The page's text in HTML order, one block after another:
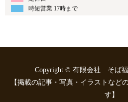
時短営業 17時まで
Copyright © 有限会社 そば福
【掲載の記事・写真・イラストなど
す】